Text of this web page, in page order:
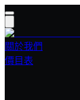
關於我們
價目表